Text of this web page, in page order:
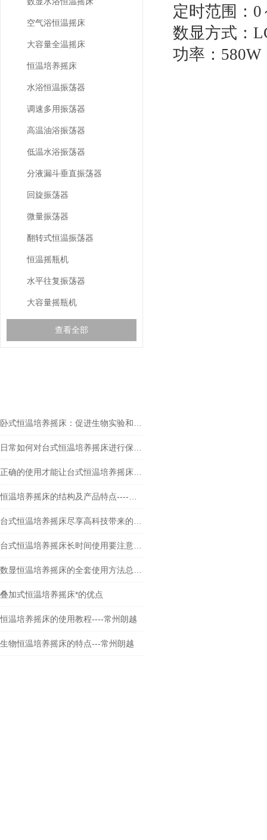
空气浴恒温摇床
大容量全温摇床
恒温培养摇床
水浴恒温振荡器
调速多用振荡器
高温油浴振荡器
低温水浴振荡器
分液漏斗垂直振荡器
回旋振荡器
微量振荡器
翻转式恒温振荡器
恒温摇瓶机
水平往复振荡器
大容量摇瓶机
查看全部
叠加式恒温培养摇床*的优点
恒温培养摇床的使用教程----常州朗越
生物恒温培养摇床的特点---常州朗越
定时范围： 0
数显方式：
功率： 580W